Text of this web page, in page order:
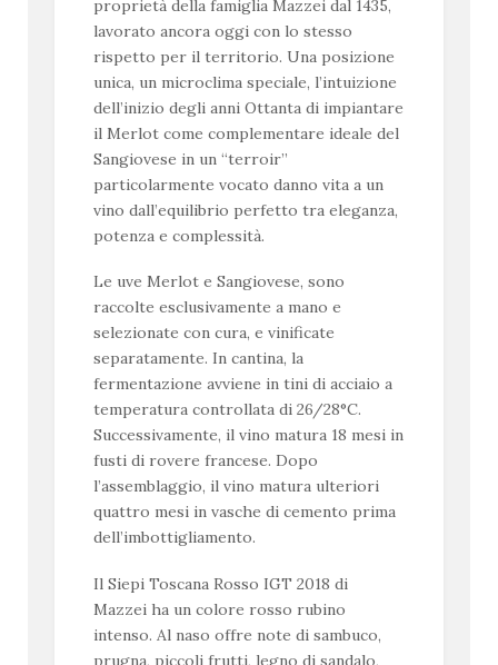
proprietà della famiglia Mazzei dal 1435,
lavorato ancora oggi con lo stesso
rispetto per il territorio. Una posizione
unica, un microclima speciale, l’intuizione
dell’inizio degli anni Ottanta di impiantare
il Merlot come complementare ideale del
Sangiovese in un “terroir”
particolarmente vocato danno vita a un
vino dall’equilibrio perfetto tra eleganza,
potenza e complessità.
Le uve Merlot e Sangiovese, sono
raccolte esclusivamente a mano e
selezionate con cura, e vinificate
separatamente. In cantina, la
fermentazione avviene in tini di acciaio a
temperatura controllata di 26/28°C.
Successivamente, il vino matura 18 mesi in
fusti di rovere francese. Dopo
l’assemblaggio, il vino matura ulteriori
quattro mesi in vasche di cemento prima
dell’imbottigliamento.
Il Siepi Toscana Rosso IGT 2018 di
Mazzei ha un colore rosso rubino
intenso. Al naso offre note di sambuco,
prugna, piccoli frutti, legno di sandalo,